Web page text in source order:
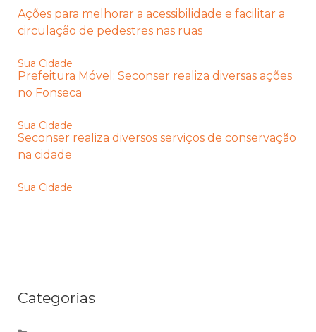
Ações para melhorar a acessibilidade e facilitar a
circulação de pedestres nas ruas
Sua Cidade
Prefeitura Móvel: Seconser realiza diversas ações
no Fonseca
Sua Cidade
Seconser realiza diversos serviços de conservação
na cidade
Sua Cidade
Categorias